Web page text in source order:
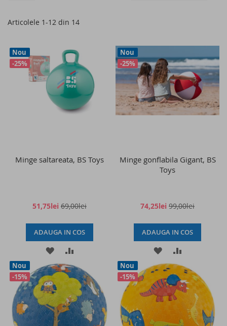
Articolele 1-12 din 14
Nou
-25%
Minge saltareata, BS Toys
51,75lei 69,00lei
ADAUGA IN COS
ADAUGATI
LA
LISTA
DE
DORINTE
ADAUGATI
PENTRU
COMPARARE
Nou
-25%
Minge gonflabila Gigant, BS
Toys
74,25lei 99,00lei
ADAUGA IN COS
ADAUGATI
LA
LISTA
DE
DORINTE
PENTRU
Nou
-15%
Nou
-15%